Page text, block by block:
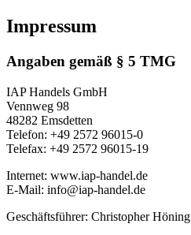
Impressum
Angaben gemäß § 5 TMG
IAP Handels GmbH
Vennweg 98
48282 Emsdetten
Telefon: +49 2572 96015-0
Telefax: +49 2572 96015-19
Internet: www.iap-handel.de
E-Mail: info@iap-handel.de
Geschäftsführer: Christopher Höning